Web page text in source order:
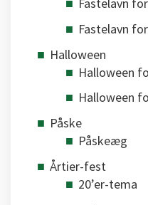
Fastelavn
Halloween
Halloween
Halloween
Påske
Påskeæg
Årtier-fest
20’er-tema